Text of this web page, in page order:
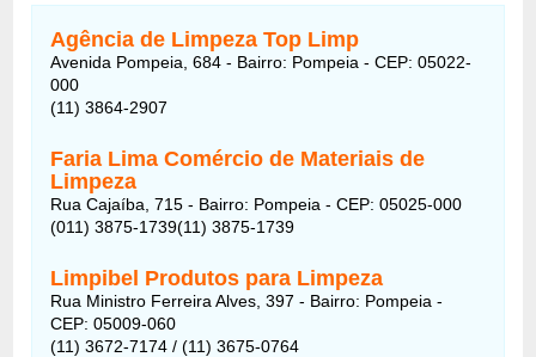
Agência de Limpeza Top Limp
Avenida Pompeia, 684 - Bairro: Pompeia - CEP: 05022-
000
(11) 3864-2907
Faria Lima Comércio de Materiais de
Limpeza
Rua Cajaíba, 715 - Bairro: Pompeia - CEP: 05025-000
(011) 3875-1739(11) 3875-1739
Limpibel Produtos para Limpeza
Rua Ministro Ferreira Alves, 397 - Bairro: Pompeia -
CEP: 05009-060
(11) 3672-7174 / (11) 3675-0764